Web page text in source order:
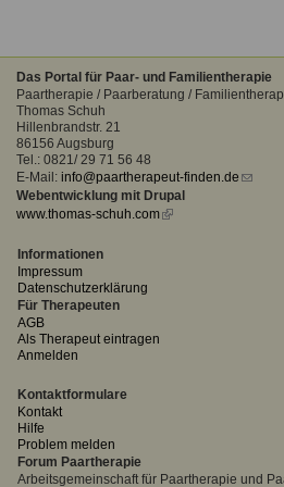
Das Portal für Paar- und Familientherapie
Paartherapie / Paarberatung /
Thomas Schuh
Hillenbrandstr. 21
86156 Augsburg
Tel.: 0821/ 29 71 56 48
E-Mail: info@paartherapeut-finden.de (link
Webentwicklung mit Drupal
www.thomas-schuh.com(link
Informationen
Impressum
Datenschutzerklärung
Für Therapeuten
AGB
Als Therapeut eintragen
Anmelden
Kontaktformulare
Kontakt
Hilfe
Problem melden
Forum Paartherapie
Arbeitsgemeinschaft für Paartherapie und